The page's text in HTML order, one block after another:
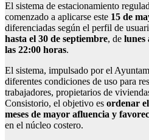
El sistema de estacionamiento
comenzado a aplicarse este 15 de
diferenciadas según el perfil de
hasta el 30 de septiembre, de lunes
las 22:00 horas.
El sistema, impulsado por el
diferentes condiciones de uso para
trabajadores, propietarios de
Consistorio, el objetivo es ordenar
meses de mayor afluencia y
en el núcleo costero.